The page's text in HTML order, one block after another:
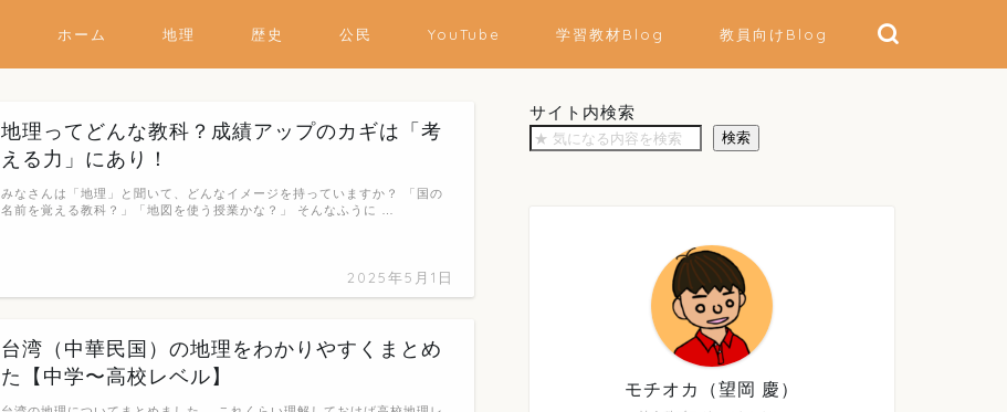
ホーム 地理 歴史 公民 YouTube 学習教材Blog 教員向けBlog
地理ってどんな教科？成績アップのカギは「考
える力」にあり！
2025年5月1日
みなさんは「地理」と聞いて、どんなイメージを持っていますか？ 「国の
名前を覚える教科？」「地図を使う授業かな？」 そんなふうに …
台湾（中華民国）の地理をわかりやすくまとめ
た【中学〜高校レベル】
サイト内検索
検索
モチオカ（望岡 慶）